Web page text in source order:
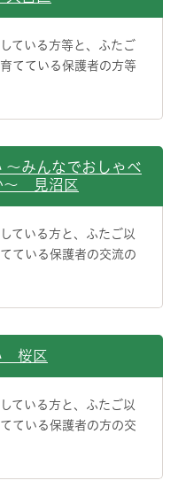
ている方等と、ふたご
てている保護者の方等
～みんなでおしゃべ
～ 見沼区
ている方と、ふたご以
ている保護者の交流の
桜区
ている方と、ふたご以
ている保護者の方の交